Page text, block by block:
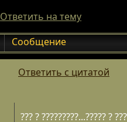
Ответить на тему
Сообщение
Ответить с цитатой
??? ? ?????????...????? ?